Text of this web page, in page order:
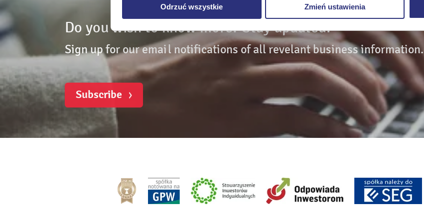
Odrzuć wszystkie Zmień ustawienia
Do you wish to know more? Stay updated!
Sign up for our email notifications of all revelant business information.
Subscribe